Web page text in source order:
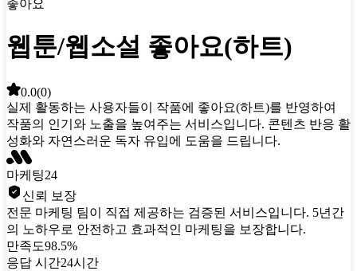
좋아요
웹툰/웹소설 좋아요(하트)
0.0(0)
실제 활동하는 사용자들이 작품에 좋아요(하트)를 반영하여
작품의 인기와 노출을 높여주는 서비스입니다. 콘텐츠 반응 활
성화와 자연스러운 독자 유입에 도움을 드립니다.
마케팅24
신뢰 보장
전문 마케팅 팀이 직접 제공하는 검증된 서비스입니다. 5년간
의 노하우로 안전하고 효과적인 마케팅을 보장합니다.
만족도98.5%
응답 시간24시간